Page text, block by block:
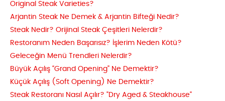
Original Steak Varieties?
Arjantin Steak Ne Demek & Arjantin Bifteği Nedir?
Steak Nedir? Orijinal Steak Çeşitleri Nelerdir?
Restoranım Neden Başarısız? İşlerim Neden Kötü?
Geleceğin Menü Trendleri Nelerdir?
Büyük Açılış “Grand Opening” Ne Demektir?
Küçük Açılış (Soft Opening) Ne Demektir?
Steak Restoranı Nasıl Açılır? "Dry Aged & Steakhouse"